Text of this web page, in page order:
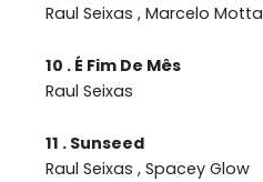
Raul Seixas , Marcelo Motta
10 . É Fim De Mês
Raul Seixas
11 . Sunseed
Raul Seixas , Spacey Glow